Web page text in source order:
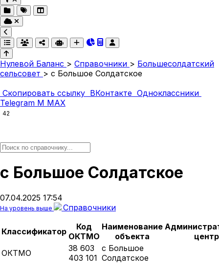
Нулевой Баланс > Справочники > Большесолдатский
сельсовет > с Большое Солдатское
Скопировать ссылку ВКонтакте Одноклассники
Telegram M MAX
42
с Большое Солдатское
07.04.2025 17:54
На уровень выше Справочники
Классификатор
Код
ОКТМО
Наименование
объекта
центр
ОКТМО
38 603
403 101
с Большое
Солдатское